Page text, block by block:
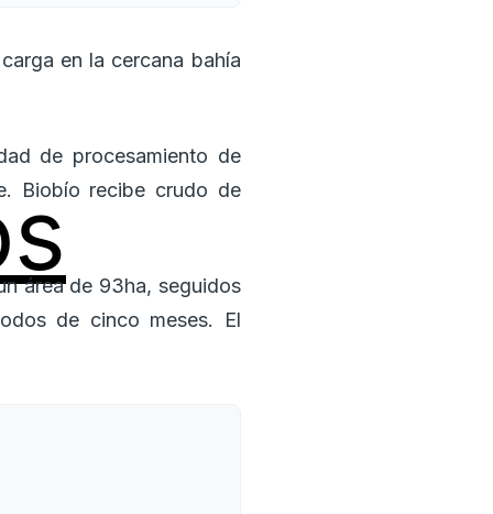
en la cercana bahía
de procesamiento de
Biobío recibe crudo de
área de 93ha, seguidos
de cinco meses. El